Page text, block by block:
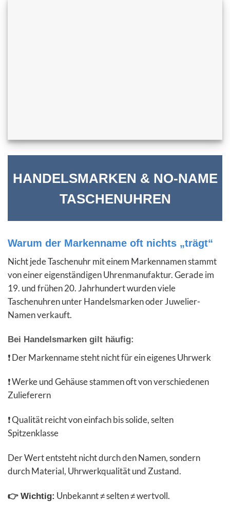
HANDELSMARKEN & NO-NAME
TASCHENUHREN
Warum der Markenname oft nichts „trägt“
Nicht jede Taschenuhr mit einem Markennamen stammt
von einer eigenständigen Uhrenmanufaktur. Gerade im
19. und frühen 20. Jahrhundert wurden viele
Taschenuhren unter Handelsmarken oder Juwelier-
Namen verkauft.
Bei Handelsmarken gilt häufig:
❗ Der Markenname steht nicht für ein eigenes Uhrwerk
❗ Werke und Gehäuse stammen oft von verschiedenen
Zulieferern
❗ Qualität reicht von einfach bis solide, selten
Spitzenklasse
Der Wert entsteht nicht durch den Namen, sondern
durch Material, Uhrwerkqualität und Zustand.
👉 Wichtig: Unbekannt ≠ selten ≠ wertvoll.